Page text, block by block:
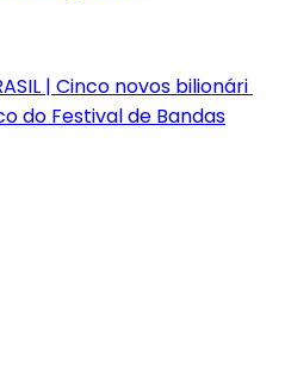
| Cinco novos bilionári
do Festival de Bandas